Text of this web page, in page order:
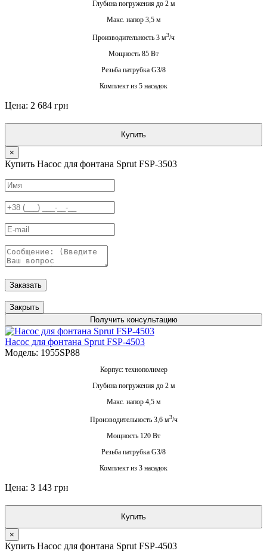
Глубина погружения до 2 м
Макс. напор 3,5 м
Производительность 3 м3/ч
Мощность 85 Вт
Резьба патрубка G3/8
Комплект из 5 насадок
Цена: 2 684 грн
Купить
×
Купить Насос для фонтана Sprut FSP-3503
Заказать
Закрыть
Получить консультацию
Насос для фонтана Sprut FSP-4503
Модель: 1955SP88
Корпус: технополимер
Глубина погружения до 2 м
Макс. напор 4,5 м
Производительность 3,6 м3/ч
Мощность 120 Вт
Резьба патрубка G3/8
Комплект из 3 насадок
Цена: 3 143 грн
Купить
×
Купить Насос для фонтана Sprut FSP-4503